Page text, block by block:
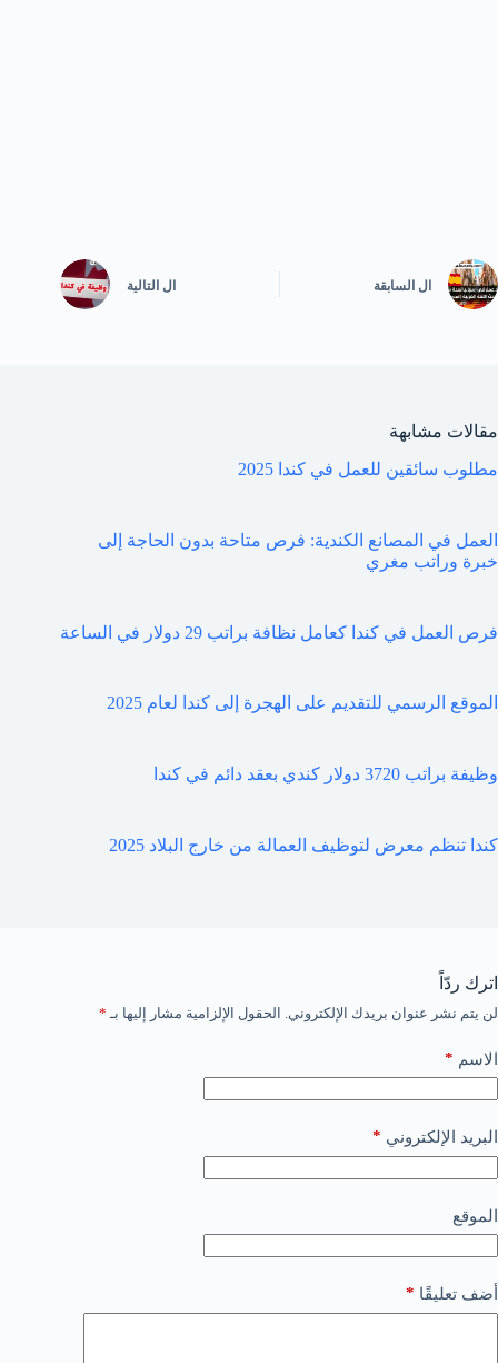
ال السابقة ال التالية
مقالات مشابهة
مطلوب سائقين للعمل في كندا 2025
العمل في المصانع الكندية: فرص متاحة بدون الحاجة إلى
خبرة وراتب مغري
فرص العمل في كندا كعامل نظافة براتب 29 دولار في الساعة
الموقع الرسمي للتقديم على الهجرة إلى كندا لعام 2025
وظيفة براتب 3720 دولار كندي بعقد دائم في كندا
كندا تنظم معرض لتوظيف العمالة من خارج البلاد 2025
اترك ردّاً
لن يتم نشر عنوان بريدك الإلكتروني. الحقول الإلزامية مشار إليها بـ *
الاسم *
البريد الإلكتروني *
الموقع
أضف تعليقًا *